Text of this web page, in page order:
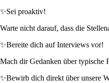
✨Sei proaktiv!
Warte nicht darauf, dass die
✨Bereite dich auf Interviews vor!
Mach dir Gedanken über typische
✨Bewirb dich direkt über unsere